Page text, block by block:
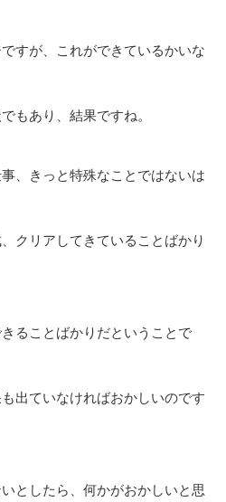
すが、これができているかいな
もあり、結果ですね。
、きっと特殊なことではないは
クリアしてきていることばかり
ることばかりだということで
出ていなければおかしいのです
としたら、何かがおかしいと思